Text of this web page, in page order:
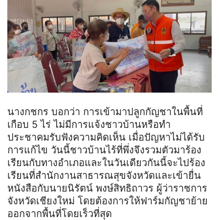
นางกชกร บอกว่า การเข้ามาปลูกกัญชาในพื้นที่
เกือบ 5 ไร่ ไม่มีการแจ้งชาวบ้านหรือทำ
ประชาคมรับฟังความคิดเห็น เมื่อปัญหาไม่ได้รับ
การแก้ไข วันนี้ชาวบ้านไร้ที่พึ่งจึงรวมตัวมาร้อง
เรียนกับทางอำเภอและในวันเดียวกันนี้จะไปร้อง
เรียนที่สำนักงานสาธารณสุขจังหวัดและเข้ายื่น
หนังสือกับนายนิรัตน์ พงษ์สิทธิถาวร ผู้ว่าราชการ
จังหวัดเชียงใหม่ โดยต้องการให้ฟาร์มกัญชาย้าย
ออกจากพื้นที่โดยเร็วที่สุด